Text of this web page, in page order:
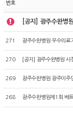
번호
[공지] 광주수완병
271 광주수완병원 우수의
270 [공지] 광주수완병원
269 광주수완병원 광주이주
268 광주수완병원제1회 베